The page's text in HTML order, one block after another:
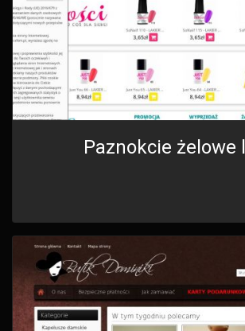
Paznokcie żelowe